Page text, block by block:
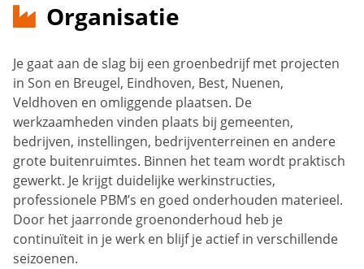
Organisatie
Je gaat aan de slag bij een groenbedrijf met projecten
in Son en Breugel, Eindhoven, Best, Nuenen,
Veldhoven en omliggende plaatsen. De
werkzaamheden vinden plaats bij gemeenten,
bedrijven, instellingen, bedrijventerreinen en andere
grote buitenruimtes. Binnen het team wordt praktisch
gewerkt. Je krijgt duidelijke werkinstructies,
professionele PBM’s en goed onderhouden materieel.
Door het jaarronde groenonderhoud heb je
continuïteit in je werk en blijf je actief in verschillende
seizoenen.